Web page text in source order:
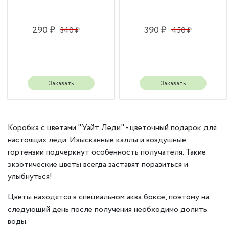
290 ₽ 340 ₽
Заказать
390 ₽ 450 ₽
Заказать
Коробка с цветами "Уайт Леди" - цветочный подарок для
настоящих леди. Изысканные каллы и воздушные
гортензии подчеркнут особенность получателя. Такие
экзотические цветы всегда заставят поразиться и
улыбнуться!
Цветы находятся в специальном аква боксе, поэтому на
следующий день после получения необходимо долить
воды.